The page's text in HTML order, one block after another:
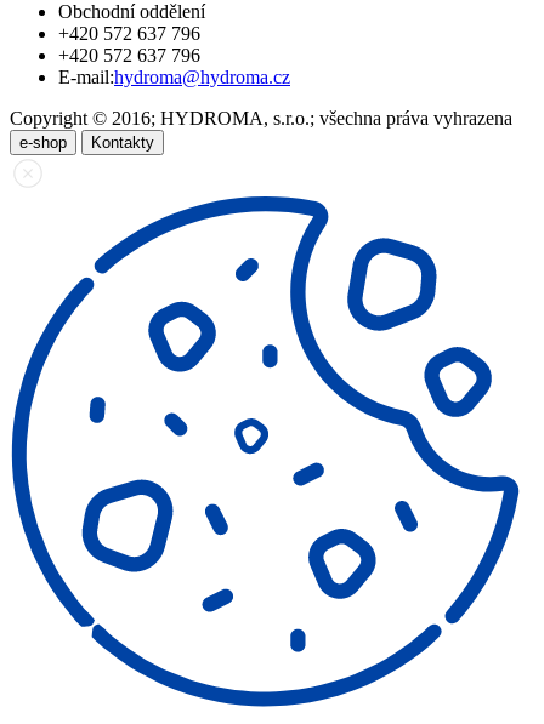
Obchodní oddělení
+420 572 637 796
+420 572 637 796
E-mail:hydroma@hydroma.cz
Copyright © 2016; HYDROMA, s.r.o.; všechna práva vyhrazena
e-shop Kontakty